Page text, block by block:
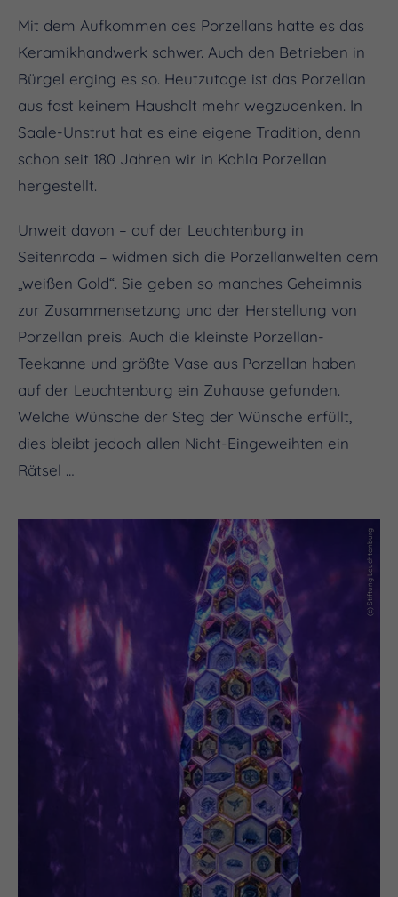
Mit dem Aufkommen des Porzellans hatte es das
Keramikhandwerk schwer. Auch den Betrieben in
Bürgel erging es so. Heutzutage ist das Porzellan
aus fast keinem Haushalt mehr wegzudenken. In
Saale-Unstrut hat es eine eigene Tradition, denn
schon seit 180 Jahren wir in Kahla Porzellan
hergestellt.
Unweit davon – auf der Leuchtenburg in
Seitenroda – widmen sich die Porzellanwelten dem
„weißen Gold“. Sie geben so manches Geheimnis
zur Zusammensetzung und der Herstellung von
Porzellan preis. Auch die kleinste Porzellan-
Teekanne und größte Vase aus Porzellan haben
auf der Leuchtenburg ein Zuhause gefunden.
Welche Wünsche der Steg der Wünsche erfüllt,
dies bleibt jedoch allen Nicht-Eingeweihten ein
Rätsel …
(c) Stiftung Leuchtenburg